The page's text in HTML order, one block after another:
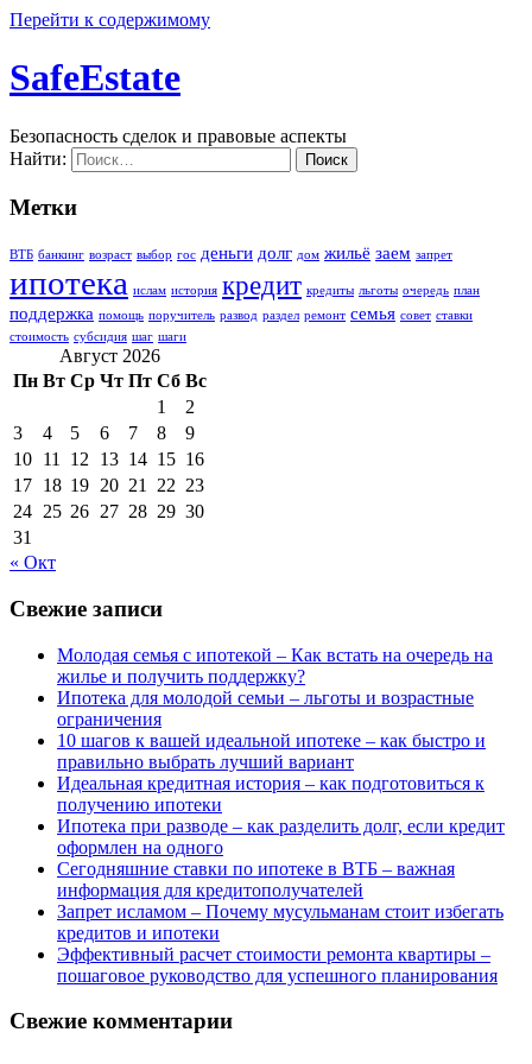
Перейти к содержимому
SafeEstate
Безопасность сделок и правовые аспекты
Найти:
Метки
ВТБ банкинг возраст выбор гос деньги долг дом жильё заем запрет
ипотека ислам история кредит кредиты льготы очередь план
поддержка помощь поручитель развод раздел ремонт семья совет ставки
стоимость субсидия шаг шаги
Август 2026
Пн Вт Ср Чт Пт Сб Вс
1
2
3
4 5 6 7 8
9
10 11 12 13 14 15 16
17 18 19 20 21 22 23
24 25 26 27 28 29 30
31
« Окт
Свежие записи
Молодая семья с ипотекой – Как встать на очередь на
жилье и получить поддержку?
Ипотека для молодой семьи – льготы и возрастные
ограничения
10 шагов к вашей идеальной ипотеке – как быстро и
правильно выбрать лучший вариант
Идеальная кредитная история – как подготовиться к
получению ипотеки
Ипотека при разводе – как разделить долг, если кредит
оформлен на одного
Сегодняшние ставки по ипотеке в ВТБ – важная
информация для кредитополучателей
Запрет исламом – Почему мусульманам стоит избегать
кредитов и ипотеки
Эффективный расчет стоимости ремонта квартиры –
пошаговое руководство для успешного планирования
Свежие комментарии